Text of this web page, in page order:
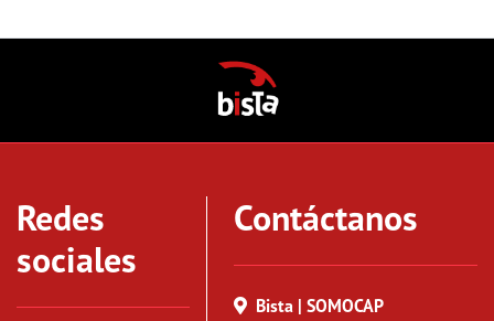
Redes
sociales
Contáctanos
Bista | SOMOCAP